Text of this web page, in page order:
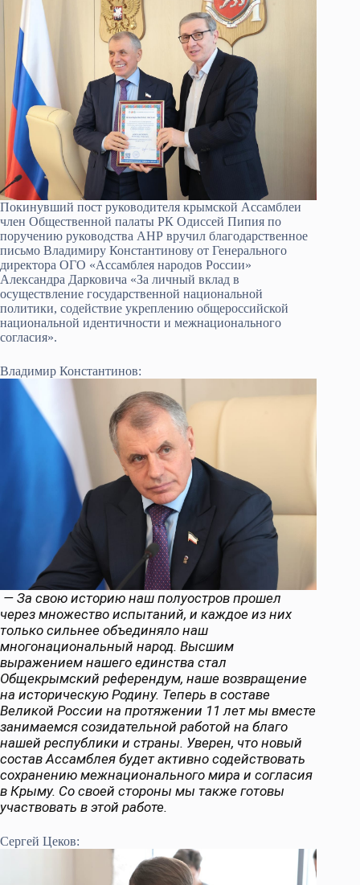
Покинувший пост руководителя крымской Ассамблеи
член Общественной палаты РК Одиссей Пипия по
поручению руководства АНР вручил благодарственное
письмо Владимиру Константинову от Генерального
директора ОГО «Ассамблея народов России»
Александра Дарковича «За личный вклад в
осуществление государственной национальной
политики, содействие укреплению общероссийской
национальной идентичности и межнационального
согласия».
Владимир Константинов:
— За свою историю наш полуостров прошел
через множество испытаний, и каждое из них
только сильнее объединяло наш
многонациональный народ. Высшим
выражением нашего единства стал
Общекрымский референдум, наше возвращение
на историческую Родину. Теперь в составе
Великой России на протяжении 11 лет мы вместе
занимаемся созидательной работой на благо
нашей республики и страны. Уверен, что новый
состав Ассамблея будет активно содействовать
сохранению межнационального мира и согласия
в Крыму. Со своей стороны мы также готовы
участвовать в этой работе.
Сергей Цеков: